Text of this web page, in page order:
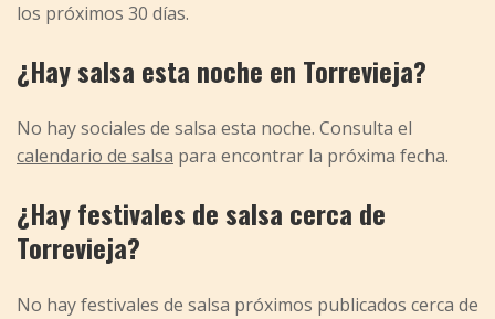
los próximos 30 días.
¿Hay salsa esta noche en Torrevieja?
No hay sociales de salsa esta noche. Consulta el
calendario de salsa para encontrar la próxima fecha.
¿Hay festivales de salsa cerca de
Torrevieja?
No hay festivales de salsa próximos publicados cerca de